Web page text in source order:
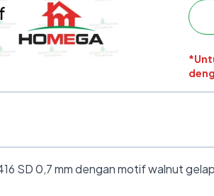
SD 0,7 mm dengan motif walnut